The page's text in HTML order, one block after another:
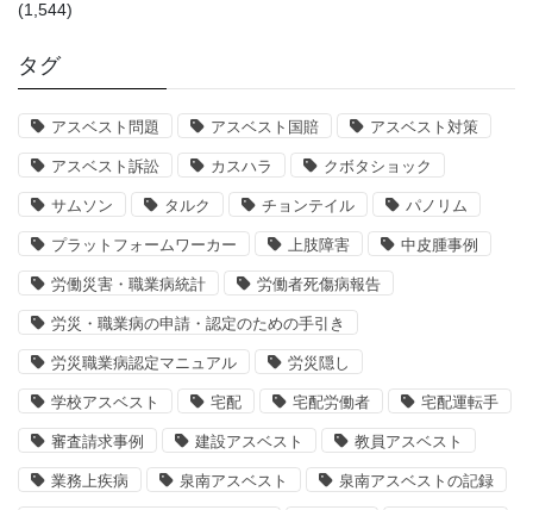
(1,544)
タグ
アスベスト問題 アスベスト国賠 アスベスト対策
アスベスト訴訟 カスハラ クボタショック
サムソン タルク チョンテイル パノリム
プラットフォームワーカー 上肢障害 中皮腫事例
労働災害・職業病統計 労働者死傷病報告
労災・職業病の申請・認定のための手引き
労災職業病認定マニュアル 労災隠し
学校アスベスト 宅配 宅配労働者 宅配運転手
審査請求事例 建設アスベスト 教員アスベスト
業務上疾病 泉南アスベスト 泉南アスベストの記録